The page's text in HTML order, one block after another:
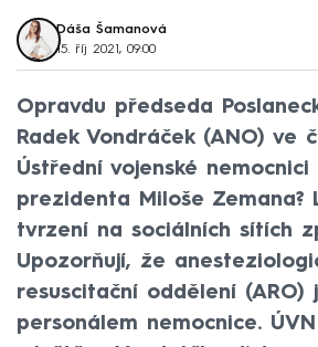
Dáša Šamanová
15. říj 2021, 09:00
Opravdu předseda
Radek Vondráček (ANO) ve
Ústřední vojenské nemocnici
prezidenta Miloše Zemana?
tvrzení na sociálních sítích
Upozorňují, že
resuscitační oddělení (ARO)
personálem nemocnice.